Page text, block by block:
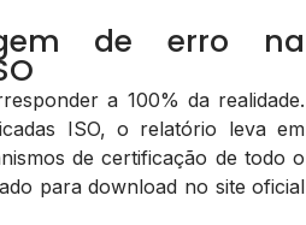
de erro na
a 100% da realidade.
ISO, o relatório leva em
de certificação de todo o
para download no site oficial